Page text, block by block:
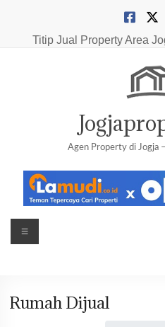
contentTitip Jual Property Area
Agen Property di Jogja
Menu
Rumah Dijual